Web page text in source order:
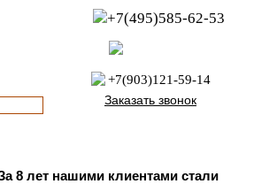
+7(495)585-62-53
+7(903)121-59-14
Заказать звонок
8 лет нашими клиентами стали